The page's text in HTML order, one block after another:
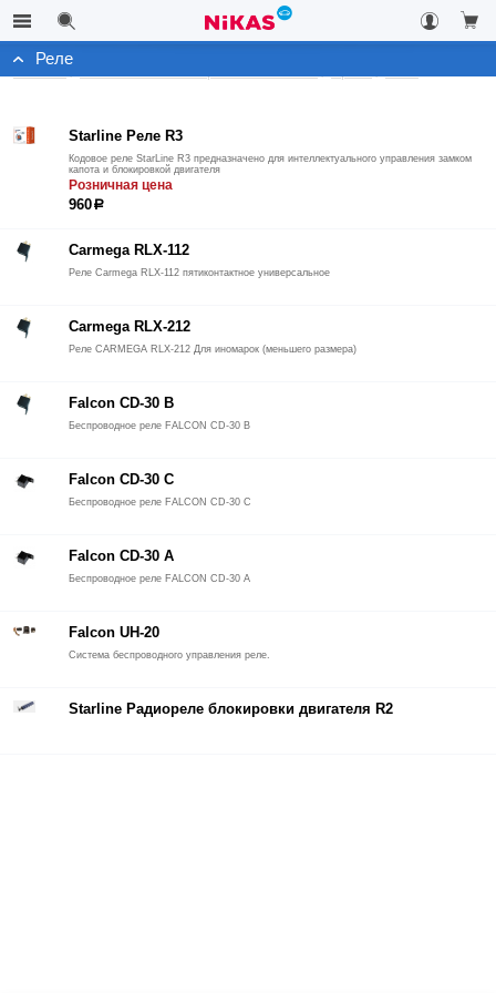
Реле
Starline Реле R3
Кодовое реле StarLine R3 предназначено для интеллектуального управления замком
капота и блокировкой двигателя
Розничная цена
960р
Carmega RLX-112
Реле Carmega RLX-112 пятиконтактное универсальное
Carmega RLX-212
Реле CARMEGA RLX-212 Для иномарок (меньшего размера)
Falcon CD-30 B
Беспроводное реле FALCON CD-30 B
Falcon CD-30 C
Беспроводное реле FALCON CD-30 C
Falcon CD-30 А
Беспроводное реле FALCON CD-30 А
Falcon UH-20
Система беспроводного управления реле.
Starline Радиореле блокировки двигателя R2